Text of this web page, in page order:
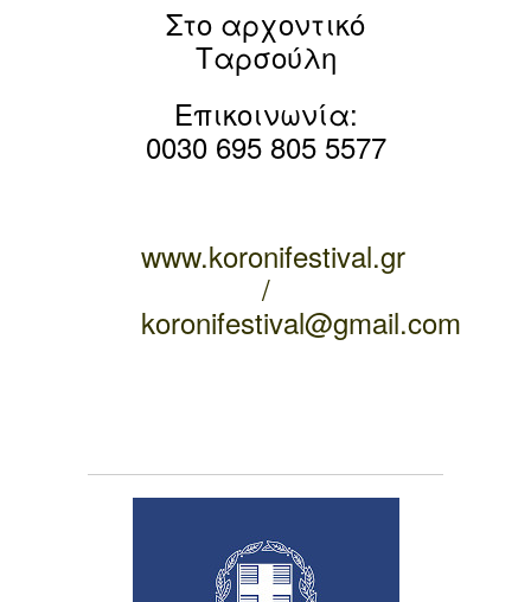
Στο αρχοντικό
Ταρσούλη
Επικοινωνία:
0030 695 805 5577
www.koronifestival.gr
/
koronifestival@gmail.com